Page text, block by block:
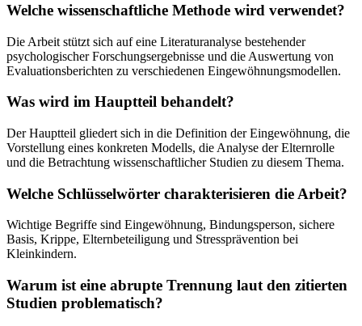
Welche wissenschaftliche Methode wird verwendet?
Die Arbeit stützt sich auf eine Literaturanalyse bestehender
psychologischer Forschungsergebnisse und die Auswertung von
Evaluationsberichten zu verschiedenen Eingewöhnungsmodellen.
Was wird im Hauptteil behandelt?
Der Hauptteil gliedert sich in die Definition der Eingewöhnung, die
Vorstellung eines konkreten Modells, die Analyse der Elternrolle
und die Betrachtung wissenschaftlicher Studien zu diesem Thema.
Welche Schlüsselwörter charakterisieren die Arbeit?
Wichtige Begriffe sind Eingewöhnung, Bindungsperson, sichere
Basis, Krippe, Elternbeteiligung und Stressprävention bei
Kleinkindern.
Warum ist eine abrupte Trennung laut den zitierten
Studien problematisch?